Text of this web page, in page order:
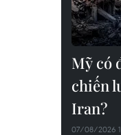
Mỹ có
chiến
Iran?
07/08/2026